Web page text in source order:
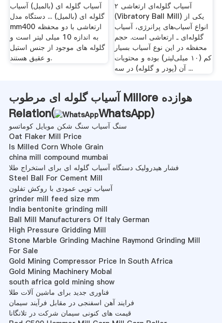
آسیاب گلوله ای (بالمیل) آسیاب
گلوله ای (بالمیل) ... دستگاه مدل
mm400 ارتعاشی با دو محفظه
به اندازه 10 میلی لیتر است و
گلوله های موجود از جنس استیل
و عقیق هستند.
۲ آسیاب گلوله‌ای ارتعاشی
(Vibratory Ball Mill) یکی از
انواع آسیاب‌های پرانرژی، آسیاب
گلوله‌ای ـ ارتعاشی است. حجم
محفظه در این نوع آسیاب بسیار
کم (۱۰ میلی‌لیتر) بوده و محتویات
آن (پودر و گلوله) در سه ...
آسیاب گلوله ای مرطوب Millore هوازده
Relation(
WhatsApp)
سنگ آسیاب سنگ شکن موبایل کوماتسو
Oat Flaker Mill Price
Is Milled Corn Whole Grain
china mill compound mumbai
فشار هیدرولیک دستگاه آسیاب گلوله ای برای استخراج طلا
Steel Ball For Cement Mill
آسیاب توپی عمودی با روکش تفلون
grinder mill feed size mm
India bentonite grinding mill
Ball Mill Manufacturers Of Italy German
High Pressure Gridding Mill
Stone Marble Grinding Machine Raymond Grinding Mill
For Sale
Gold Mining Compressor Price In South Africa
Gold Mining Machinery Mobal
south africa gold mining show
فناوری جدید برای ماشین آلات طلا
فرایند آهن اسفنجی در مقابل فرآیند سیمان
قیمت های کنونی سیمان شرکت در تلانگانا